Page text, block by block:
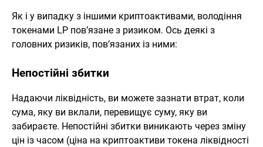
Як і у випадку з іншими криптоактивами, володіння
токенами LP пов’язане з ризиком. Ось деякі з
головних ризиків, пов’язаних із ними:
Непостійні збитки
Надаючи ліквідність, ви можете зазнати втрат, коли
сума, яку ви вклали, перевищує суму, яку ви
забираєте. Непостійні збитки виникають через зміну
цін із часом (ціна на криптоактиви токена ліквідності